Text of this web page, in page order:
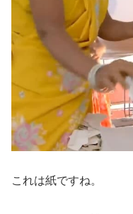
これは紙ですね。